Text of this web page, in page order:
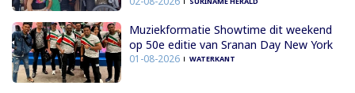
Muziekformatie Showtime dit weekend
op 50e editie van Sranan Day New York
01-08-2026 WATERKANT